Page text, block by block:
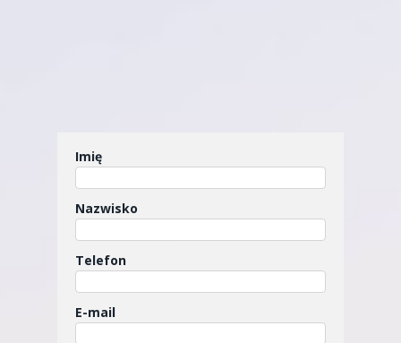
Imię
Nazwisko
Telefon
E-mail